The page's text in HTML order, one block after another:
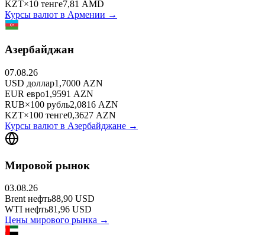
KZT×10 тенге7,81 AMD
Курсы валют в Армении →
Азербайджан
07.08.26
USD доллар1,7000 AZN
EUR евро1,9591 AZN
RUB×100 рубль2,0816 AZN
KZT×100 тенге0,3627 AZN
Курсы валют в Азербайджане →
Мировой рынок
03.08.26
Brent нефть88,90 USD
WTI нефть81,96 USD
Цены мирового рынка →